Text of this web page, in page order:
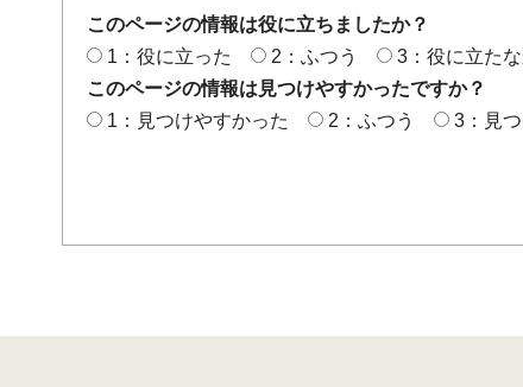
このページの情報は役に立ちましたか？
1：役に立った
2：ふつう
3：役に立た
このページの情報は見つけやすかったですか？
1：見つけやすかった
2：ふつう 3：見